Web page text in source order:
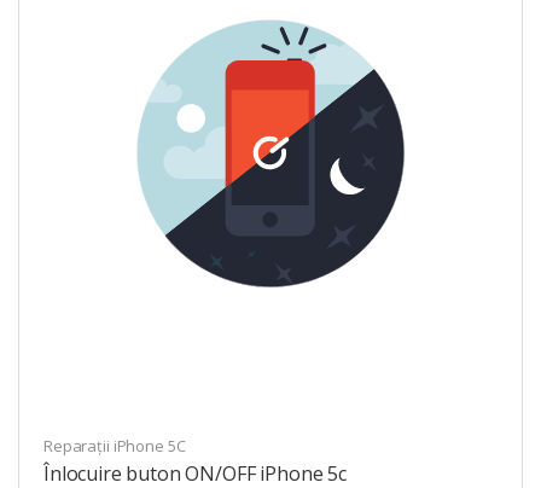
Reparații iPhone 5C
Înlocuire buton ON/OFF iPhone 5c